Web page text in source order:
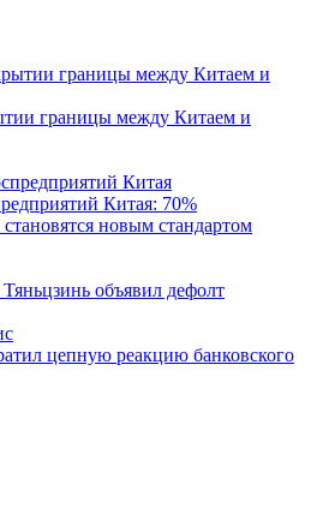
границы между Китаем и
Китая: 70%
новым стандартом
объявил дефолт
цепную реакцию банковского